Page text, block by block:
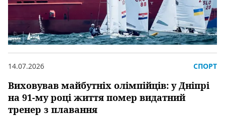
Виховував майбутніх олімпійців: у Дніпрі
на 91-му році життя помер видатний
тренер з плавання
14.07.2026 СПОРТ